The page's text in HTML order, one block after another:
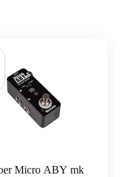
Micro ABY mk